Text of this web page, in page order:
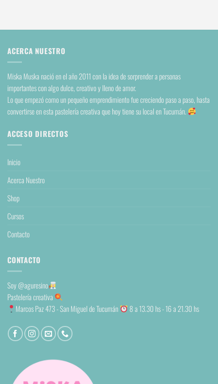
ACERCA NUESTRO
Miska Muska nació en el año 2011 con la idea de sorprender a personas
importantes con algo dulce, creativo y lleno de amor.
Lo que empezó como un pequeño emprendimiento fue creciendo paso a paso, hasta
convertirse en esta pastelería creativa que hoy tiene su local en Tucumán.
ACCESO DIRECTOS
Inicio
Acerca Nuestro
Shop
Cursos
Contacto
CONTACTO
Soy@aguresino
Pastelería creativa
Marcos Paz 473 - San Miguel de Tucumán
8 a 13.30 hs - 16 a 21.30 hs